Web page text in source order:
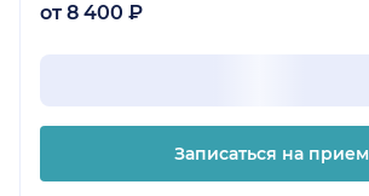
от 8 400 ₽
Записаться на прием